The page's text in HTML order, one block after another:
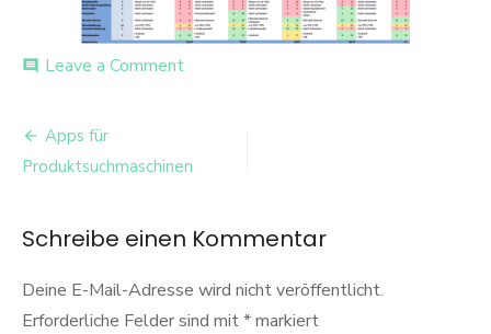
comment Leave a Commenton
Beitrags-
Navigation
Apps für
Produktsuchmaschinen
Schreibe einen Kommentar
Deine E-Mail-Adresse wird nicht veröffentlicht.
Erforderliche Felder sind mit*markiert